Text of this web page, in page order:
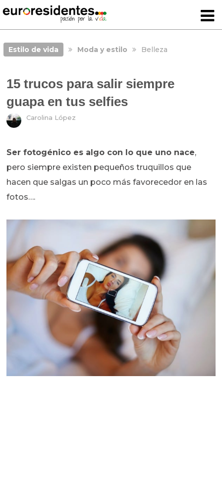
Estilo de vida Moda y estilo Belleza
15 trucos para salir siempre
guapa en tus selfies
Carolina López
Ser fotogénico es algo con lo que uno nace,
pero siempre existen pequeños truquillos que
hacen que salgas un poco más favorecedor en las
fotos….